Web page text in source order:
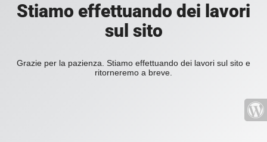
Stiamo effettuando dei lavori
sul sito
Grazie per la pazienza. Stiamo effettuando dei lavori sul sito e
ritorneremo a breve.